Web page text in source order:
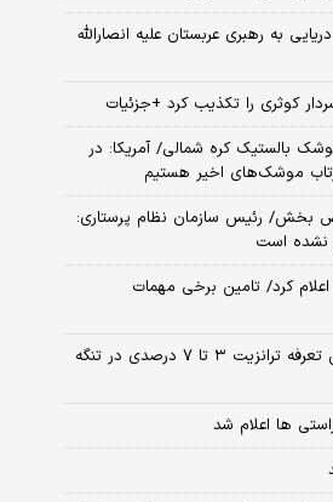
به رهبری عربستان علیه انصارالله
کوثری را تکذیب کرد +جزئیات
بالستیک کره شمالی/ آمریکا: در
موشک‌های اخیر هستیم
بخش/ رئیس سازمان نظام پرستاری:
نشده است
کرد/ تامین برخی مهمات
رویترز: ایران و عمان برای تعیین تعرفه ترانزیت ۳ تا ۷ درصدی در تنگه
ها اعلام شد